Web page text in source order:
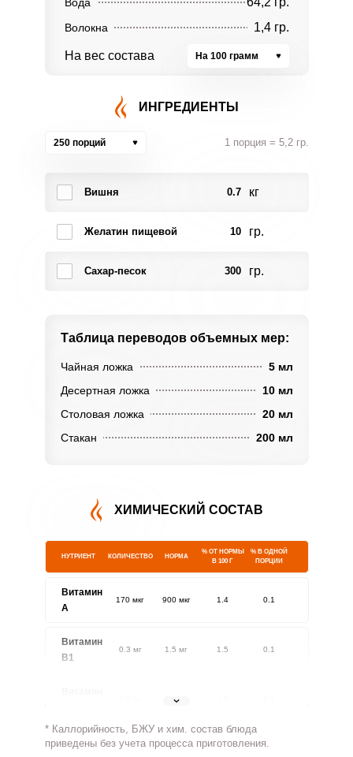
Волокна 1,4 гр.
На вес состава На 100 грамм
ИНГРЕДИЕНТЫ
250 порций 1 порция = 5,2 гр.
Вишня 0.7 кг
Желатин пищевой 10 гр.
Сахар-песок 300 гр.
Таблица переводов объемных мер:
Чайная ложка
5 мл
Десертная ложка
10 мл
Столовая ложка
20 мл
Стакан
200 мл
ХИМИЧЕСКИЙ СОСТАВ
НУТРИЕНТ КОЛИЧЕСТВО НОРМА
% ОТ НОРМЫ
В 100 Г
% В ОДНОЙ
ПОРЦИИ
Витамин
A
170 мкг 900 мкг 1.4 0.1
Витамин
В1
0.3 мг 1.5 мг 1.5 0.1
1.8 мг
Витамин
61 мг 500 мг 0.9 0
* Каллорийность, БЖУ и хим. состав блюда
приведены без учета процесса приготовления.